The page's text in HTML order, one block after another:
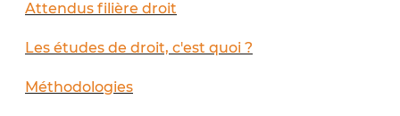
Attendus filière droit
Les études de droit, c'est quoi ?
Méthodologies